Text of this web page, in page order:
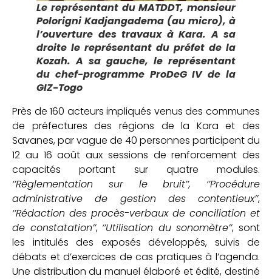
Le représentant du MATDDT, monsieur
Polorigni Kadjangadema (au micro), à
l’ouverture des travaux à Kara. A sa
droite le représentant du préfet de la
Kozah. A sa gauche, le représentant
du chef-programme ProDeG IV de la
GIZ-Togo
Près de 160 acteurs impliqués venus des communes
de préfectures des régions de la Kara et des
Savanes, par vague de 40 personnes participent du
12 au 16 août aux sessions de renforcement des
capacités portant sur quatre modules.
‘’Règlementation sur le bruit’’, ‘’Procédure
administrative de gestion des contentieux’’,
‘’Rédaction des procès-verbaux de conciliation et
de constatation’’, ‘’Utilisation du sonomètre’’, sont
les intitulés des exposés développés, suivis de
débats et d’exercices de cas pratiques à l’agenda.
Une distribution du manuel élaboré et édité, destiné